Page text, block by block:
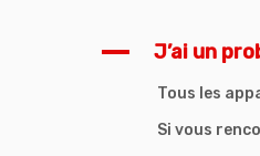
A J’ai un
Tous les
Si vous